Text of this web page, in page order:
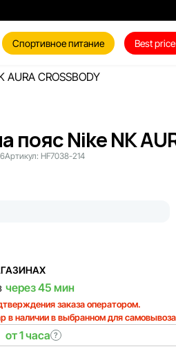
Спортивное питание Best price
CROSSBODY
пояс Nike NK
Артикул: HF7038-214
через 45 мин
заказа оператором.
в наличии в выбранном для
от 1 часа ?